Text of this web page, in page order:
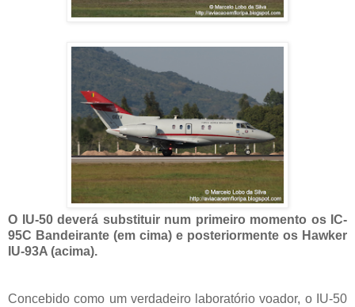
O IU-50 deverá substituir num primeiro momento os IC-
95C Bandeirante (em cima) e posteriormente os Hawker
IU-93A (acima).
Concebido como um verdadeiro laboratório voador, o IU-50